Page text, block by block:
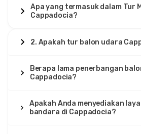
Apa yang termasuk dalam Tur
Cappadocia?
2. Apakah tur balon udara
Berapa lama penerbangan
Cappadocia?
Apakah Anda menyediakan
bandara di Cappadocia?